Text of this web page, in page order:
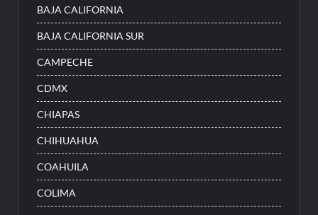
BAJA CALIFORNIA
BAJA CALIFORNIA SUR
CAMPECHE
CDMX
CHIAPAS
CHIHUAHUA
COAHUILA
COLIMA